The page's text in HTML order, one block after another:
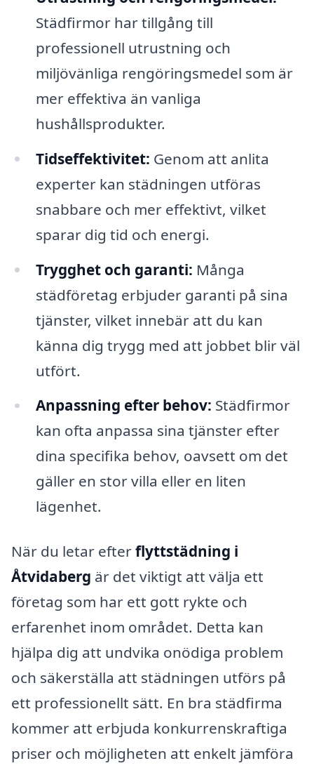
Städfirmor har tillgång till
professionell utrustning och
miljövänliga rengöringsmedel som är
mer effektiva än vanliga
hushållsprodukter.
Tidseffektivitet: Genom att anlita
experter kan städningen utföras
snabbare och mer effektivt, vilket
sparar dig tid och energi.
Trygghet och garanti: Många
städföretag erbjuder garanti på sina
tjänster, vilket innebär att du kan
känna dig trygg med att jobbet blir väl
utfört.
Anpassning efter behov: Städfirmor
kan ofta anpassa sina tjänster efter
dina specifika behov, oavsett om det
gäller en stor villa eller en liten
lägenhet.
När du letar efterflyttstädning i
Åtvidaberg är det viktigt att välja ett
företag som har ett gott rykte och
erfarenhet inom området. Detta kan
hjälpa dig att undvika onödiga problem
och säkerställa att städningen utförs på
ett professionellt sätt. En bra städfirma
kommer att erbjuda konkurrenskraftiga
priser och möjligheten att enkelt jämföra